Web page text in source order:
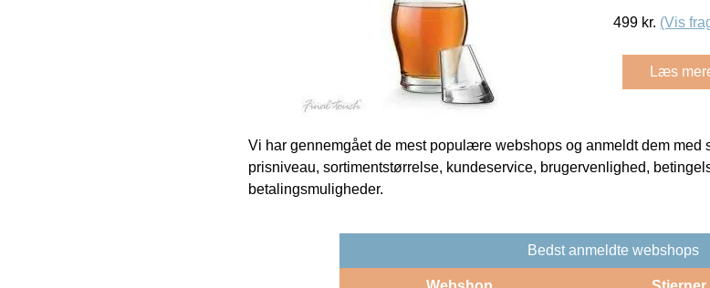
499 kr. (Vis
Læs
Vi har gennemgået de mest populære webshops og anmeldt dem med
prisniveau, sortimentstørrelse, kundeservice, brugervenlighed,
betalingsmuligheder.
Bedst anmeldte webshops